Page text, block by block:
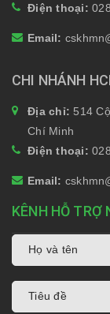
Điện thoại:
Email:
CHI NHÁNH
Địa chỉ: 514
Chí Minh
Điện thoại:
Email:
KÊNH HỖ TRỢ